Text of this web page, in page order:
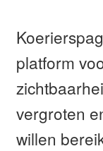
platform
vergroten
willen